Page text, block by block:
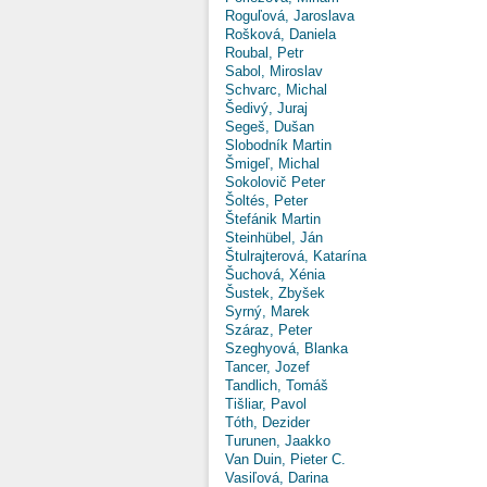
Roguľová, Jaroslava
Rošková, Daniela
Roubal, Petr
Sabol, Miroslav
Schvarc, Michal
Šedivý, Juraj
Segeš, Dušan
Slobodník Martin
Šmigeľ, Michal
Sokolovič Peter
Šoltés, Peter
Štefánik Martin
Steinhübel, Ján
Štulrajterová, Katarína
Šuchová, Xénia
Šustek, Zbyšek
Syrný, Marek
Száraz, Peter
Szeghyová, Blanka
Tancer, Jozef
Tandlich, Tomáš
Tišliar, Pavol
Tóth, Dezider
Turunen, Jaakko
Van Duin, Pieter C.
Vasiľová, Darina